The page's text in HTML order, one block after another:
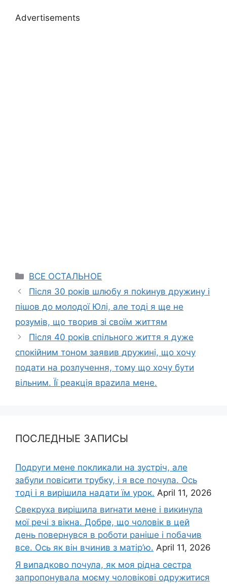
Advertisements
Categories
ВСЕ ОСТАЛЬНОЕ
Після 30 років шлюбу я поkинув дружину і
пішов до молодої Юлі, але тоді я ще не
розумів, що творив зі своїм життям
Після 40 років спільного життя я дуже
спокійним тоном заявив дружині, що хочу
подати на розлучення, тому що хочу бути
вільним. Її реакція враzила мене.
ПОСЛЕДНЫЕ ЗАПИСЫ
Подруги мене покликали на зустріч, але
забули повісити трубку, і я все почула. Ось
тоді і я вирішила надати їм урок. April 11, 2026
Свекруха вирішила виrнати мене і викинула
мої речі з вікна. Добре, що чоловік в цей
день повернувся в роботи раніше і побачив
все. Ось як він вчинив з матір’ю. April 11, 2026
Я випадково почула, як моя рідна сестра
запропонувала моєму чоловікові одружитися